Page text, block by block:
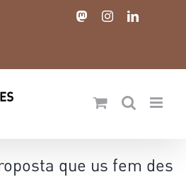
MastodonInstagramLinkedIn
que us fem des